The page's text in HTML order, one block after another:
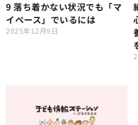
9 落ち着かない状況でも「マ
イペース」でいるには
2025年12月9日